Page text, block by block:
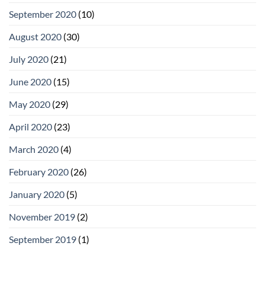
September 2020 (10)
August 2020 (30)
July 2020 (21)
June 2020 (15)
May 2020 (29)
April 2020 (23)
March 2020 (4)
February 2020 (26)
January 2020 (5)
November 2019 (2)
September 2019 (1)